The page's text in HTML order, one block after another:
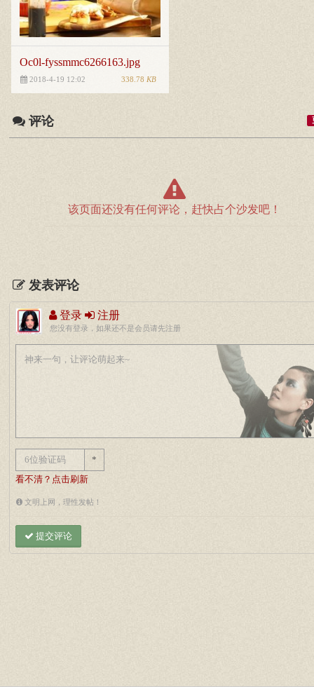
Oc0l-fyssmmc6266163.jpg
2018-4-19 12:02 338.78 KB
评论
该页面还没有任何评论，赶快占个沙发吧！
发表评论
登录 注册
您没有登录，如果还不是会员请先注册
*
看不清？点击刷新
文明上网，理性发帖！
提交评论